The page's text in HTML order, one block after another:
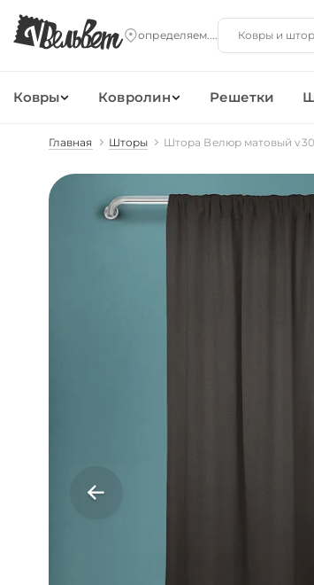
Ковры Ковролин Решетки
Главная Шторы Штора Велюр матовый